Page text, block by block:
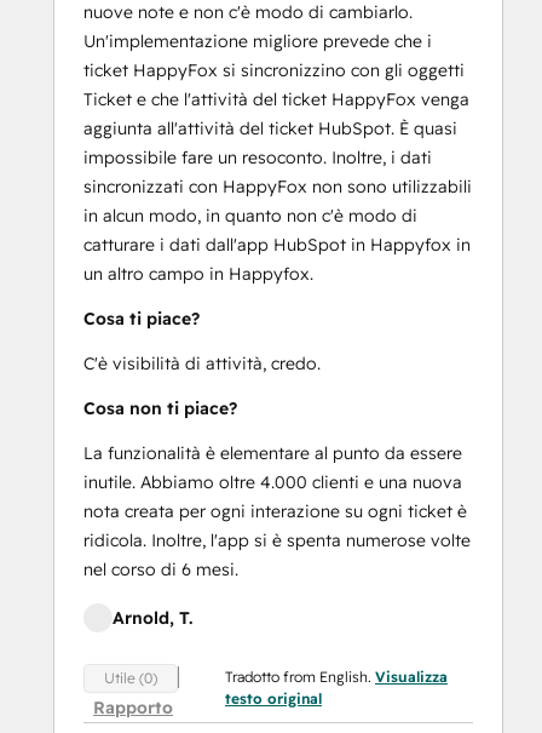
nuove note e non c'è modo di cambiarlo.
Un'implementazione migliore prevede che i
ticket HappyFox si sincronizzino con gli oggetti
Ticket e che l'attività del ticket HappyFox venga
aggiunta all'attività del ticket HubSpot. È quasi
impossibile fare un resoconto. Inoltre, i dati
sincronizzati con HappyFox non sono utilizzabili
in alcun modo, in quanto non c'è modo di
catturare i dati dall'app HubSpot in Happyfox in
un altro campo in Happyfox.
Cosa ti piace?
C'è visibilità di attività, credo.
Cosa non ti piace?
La funzionalità è elementare al punto da essere
inutile. Abbiamo oltre 4.000 clienti e una nuova
nota creata per ogni interazione su ogni ticket è
ridicola. Inoltre, l'app si è spenta numerose volte
nel corso di 6 mesi.
Arnold, T.
Utile (0)
Rapporto
Tradotto from English.Visualizza
testo original